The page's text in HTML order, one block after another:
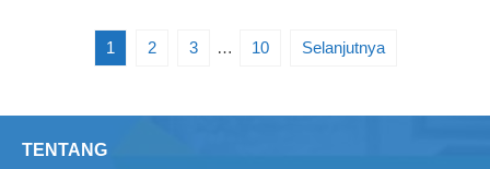
1 2 3 … 10 Selanjutnya
TENTANG